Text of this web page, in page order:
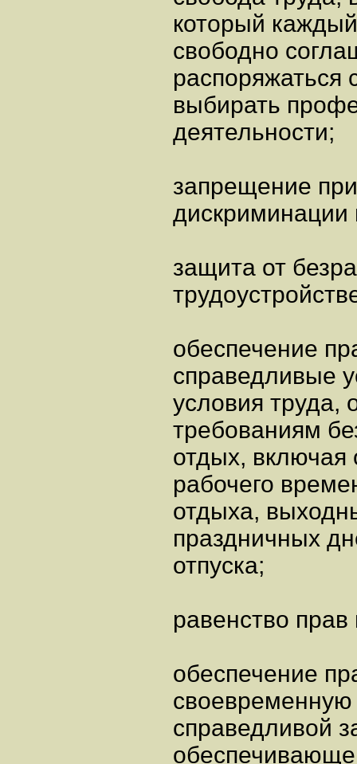
который
свободно
распоряжаться
выбирать
деятельности;
запрещение
дискриминации
защита от
обеспечение
справедливые
условия труда,
требованиям
отдых, включая
рабочего
отдыха,
праздничных
отпуска;
равенство
обеспечение
справедливой